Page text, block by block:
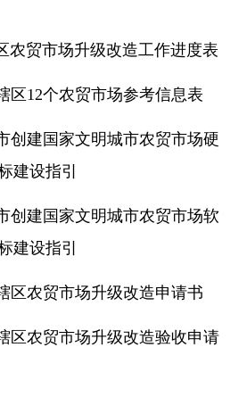
贸市场升级改造工作进度表
农贸市场参考信息表
家文明城市农贸市场硬
建设指引
家文明城市农贸市场软
建设指引
市场升级改造申请书
市场升级改造验收申请